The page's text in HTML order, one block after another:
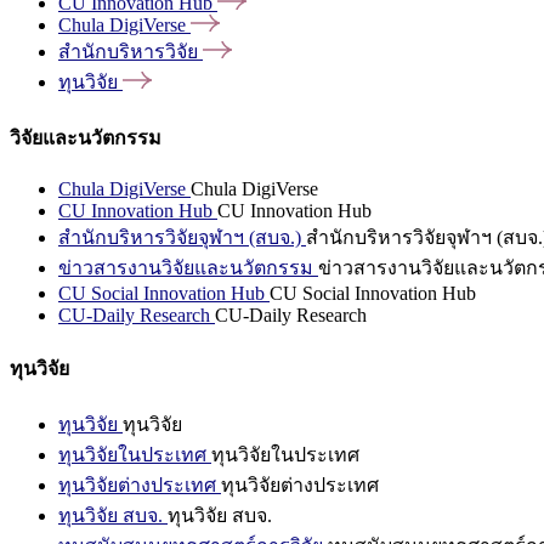
Chula DigiVerse
สำนักบริหารวิจัย
ทุนวิจัย
วิจัยและนวัตกรรม
Chula DigiVerse Chula DigiVerse
CU Innovation Hub CU Innovation Hub
สำนักบริหารวิจัยจุฬาฯ (สบจ.) สำนักบริหารวิจัยจุฬาฯ (สบจ
ข่าวสารงานวิจัยและนวัตกรรม ข่าวสารงานวิจัยและนวัตก
CU Social Innovation Hub CU Social Innovation Hub
CU-Daily Research CU-Daily Research
ทุนวิจัย
ทุนวิจัย ทุนวิจัย
ทุนวิจัยในประเทศ ทุนวิจัยในประเทศ
ทุนวิจัยต่างประเทศ ทุนวิจัยต่างประเทศ
ทุนวิจัย สบจ. ทุนวิจัย สบจ.